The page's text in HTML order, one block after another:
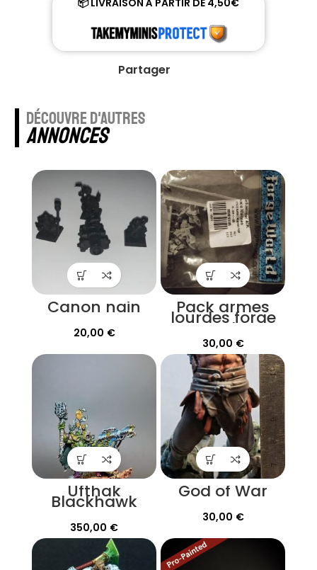
📦 LIVRAISON À PARTIR DE 4,50€
Partager
découvre d'autres
annonces
Canon nain
20,00 €
Pack armes
lourdes forge
World
Warhammer
30k
30,00 €
Ufthak
Blackhawk
350,00 €
God of War
30,00 €